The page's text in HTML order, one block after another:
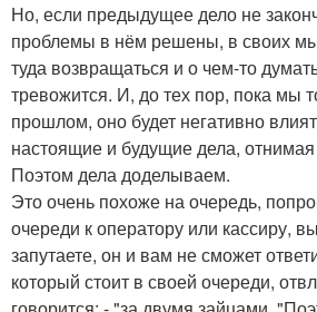
Но, если предыдущее дело не
проблемы в нём решены, в своих
туда возвращаться и о чем-то
тревожится. И, до тех пор, пока мы
прошлом, оно будет негативно
настоящие и будущие дела,
Поэтом дела доделываем.
Это очень похоже на очередь,
очереди к оператору или кассиру,
запутаете, он и вам не сможет
который стоит в своей очереди,